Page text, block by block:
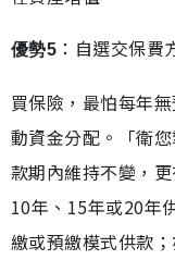
優勢5 ：自選交保
買保險，最怕每年
動資金分配。「衛
款期內維持不變，
10年、15年或20年
繳或預繳模式供款